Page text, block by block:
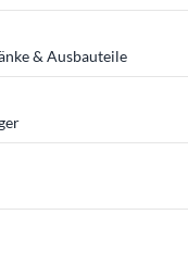
& Ausbauteile